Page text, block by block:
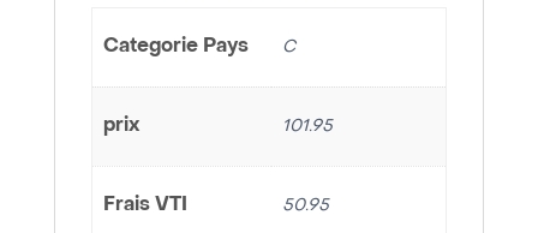
Categorie Pays C
prix 101.95
Frais VTI 50.95